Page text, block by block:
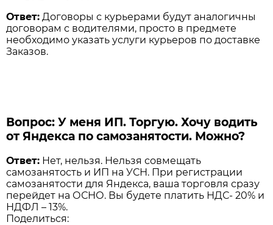
Ответ: Договоры с курьерами будут аналогичны
договорам с водителями, просто в предмете
необходимо указать услуги курьеров по доставке
Заказов.
Вопрос: У меня ИП. Торгую. Хочу водить
от Яндекса по самозанятости. Можно?
Ответ: Нет, нельзя. Нельзя совмещать
самозанятость и ИП на УСН. При регистрации
самозанятости для Яндекса, ваша торговля сразу
перейдет на ОСНО. Вы будете платить НДС- 20% и
НДФЛ – 13%.
Поделиться: